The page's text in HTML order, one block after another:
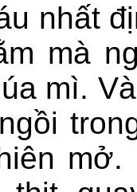
nhất
mà
mì.
mở.